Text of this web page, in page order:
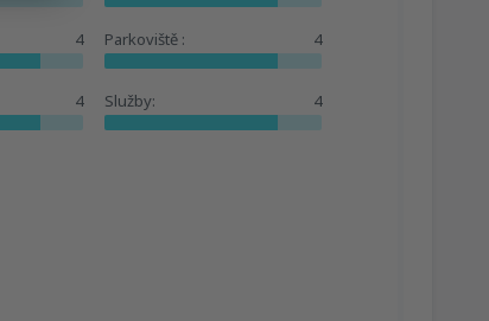
4 Parkoviště : 4
4 Služby: 4